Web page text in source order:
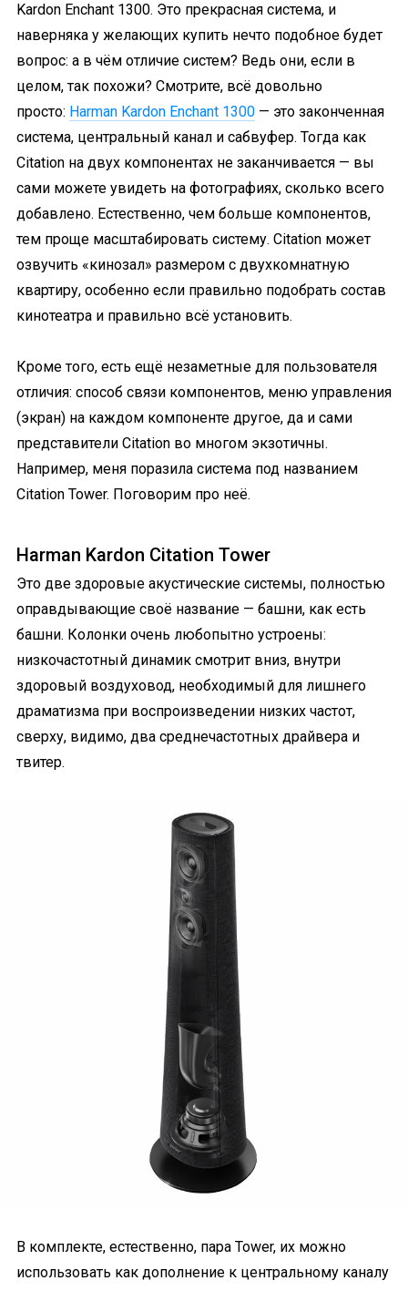
Kardon Enchant 1300. Это прекрасная система, и
наверняка у желающих купить нечто подобное будет
вопрос: а в чём отличие систем? Ведь они, если в
целом, так похожи? Смотрите, всё довольно
просто: Harman Kardon Enchant 1300 — это законченная
система, центральный канал и сабвуфер. Тогда как
Citation на двух компонентах не заканчивается — вы
сами можете увидеть на фотографиях, сколько всего
добавлено. Естественно, чем больше компонентов,
тем проще масштабировать систему. Citation может
озвучить «кинозал» размером с двухкомнатную
квартиру, особенно если правильно подобрать состав
кинотеатра и правильно всё установить.
Кроме того, есть ещё незаметные для пользователя
отличия: способ связи компонентов, меню управления
(экран) на каждом компоненте другое, да и сами
представители Citation во многом экзотичны.
Например, меня поразила система под названием
Citation Tower. Поговорим про неё.
Harman Kardon Citation Tower
Это две здоровые акустические системы, полностью
оправдывающие своё название — башни, как есть
башни. Колонки очень любопытно устроены:
низкочастотный динамик смотрит вниз, внутри
здоровый воздуховод, необходимый для лишнего
драматизма при воспроизведении низких частот,
сверху, видимо, два среднечастотных драйвера и
твитер.
В комплекте, естественно, пара Tower, их можно
использовать как дополнение к центральному каналу